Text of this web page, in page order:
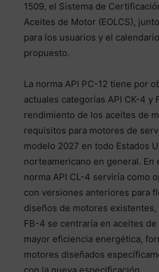
1509, el Sistema de
Aceites de Motor (EOLCS),
para los usuarios y el
propuesto.
La norma API PC-12 tiene por
actuales categorías API CK-4 y
rendimiento de los aceites de
requisitos para motores de
modelo 2027 en todo Estados
norteamericano en general. En
norma API CL-4 serviría como
con versiones anteriores para
diseños de motores existentes,
FB-4 se centraría en aceites
mayor eficiencia energética,
motores diseñados